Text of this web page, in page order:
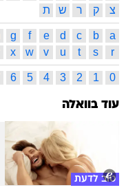
צ
ק ר ש ת
a
b
c
d
e
f
g
r
s
t
u
v
w
x
0
1
2
3
4
5
6
עוד בוואלה
טוב לדעת